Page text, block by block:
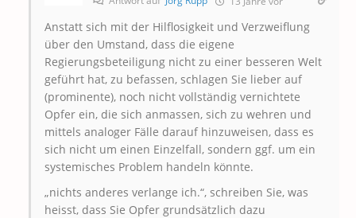
Anstatt sich mit der Hilflosigkeit und Verzweiflung
über den Umstand, dass die eigene
Regierungsbeteiligung nicht zu einer besseren Welt
geführt hat, zu befassen, schlagen Sie lieber auf
(prominente), noch nicht vollständig vernichtete
Opfer ein, die sich anmassen, sich zu wehren und
mittels analoger Fälle darauf hinzuweisen, dass es
sich nicht um einen Einzelfall, sondern ggf. um ein
systemisches Problem handeln könnte.
„nichts anderes verlange ich.“, schreiben Sie, was
heisst, dass Sie Opfer grundsätzlich dazu